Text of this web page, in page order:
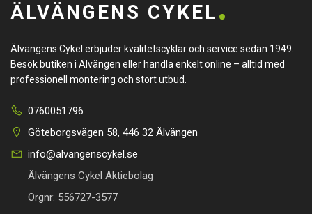
ÄLVÄNGENS CYKEL
Älvängens Cykel erbjuder kvalitetscyklar och service sedan 1949.
Besök butiken i Älvängen eller handla enkelt online – alltid med
professionell montering och stort utbud.
0760051796
Göteborgsvägen 58, 446 32 Älvängen
info@alvangenscykel.se
Älvängens Cykel Aktiebolag
Orgnr: 556727-3577